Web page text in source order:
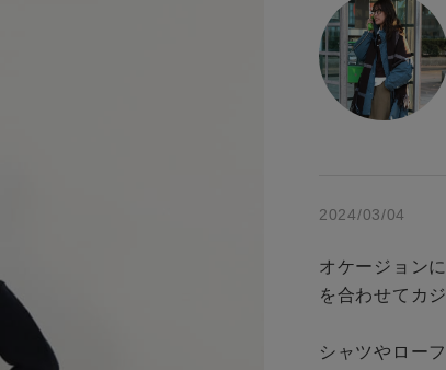
アイテムを探す
通常商品
セール価格
2024/03/04
オケージョン
を合わせてカ
シャツやロー